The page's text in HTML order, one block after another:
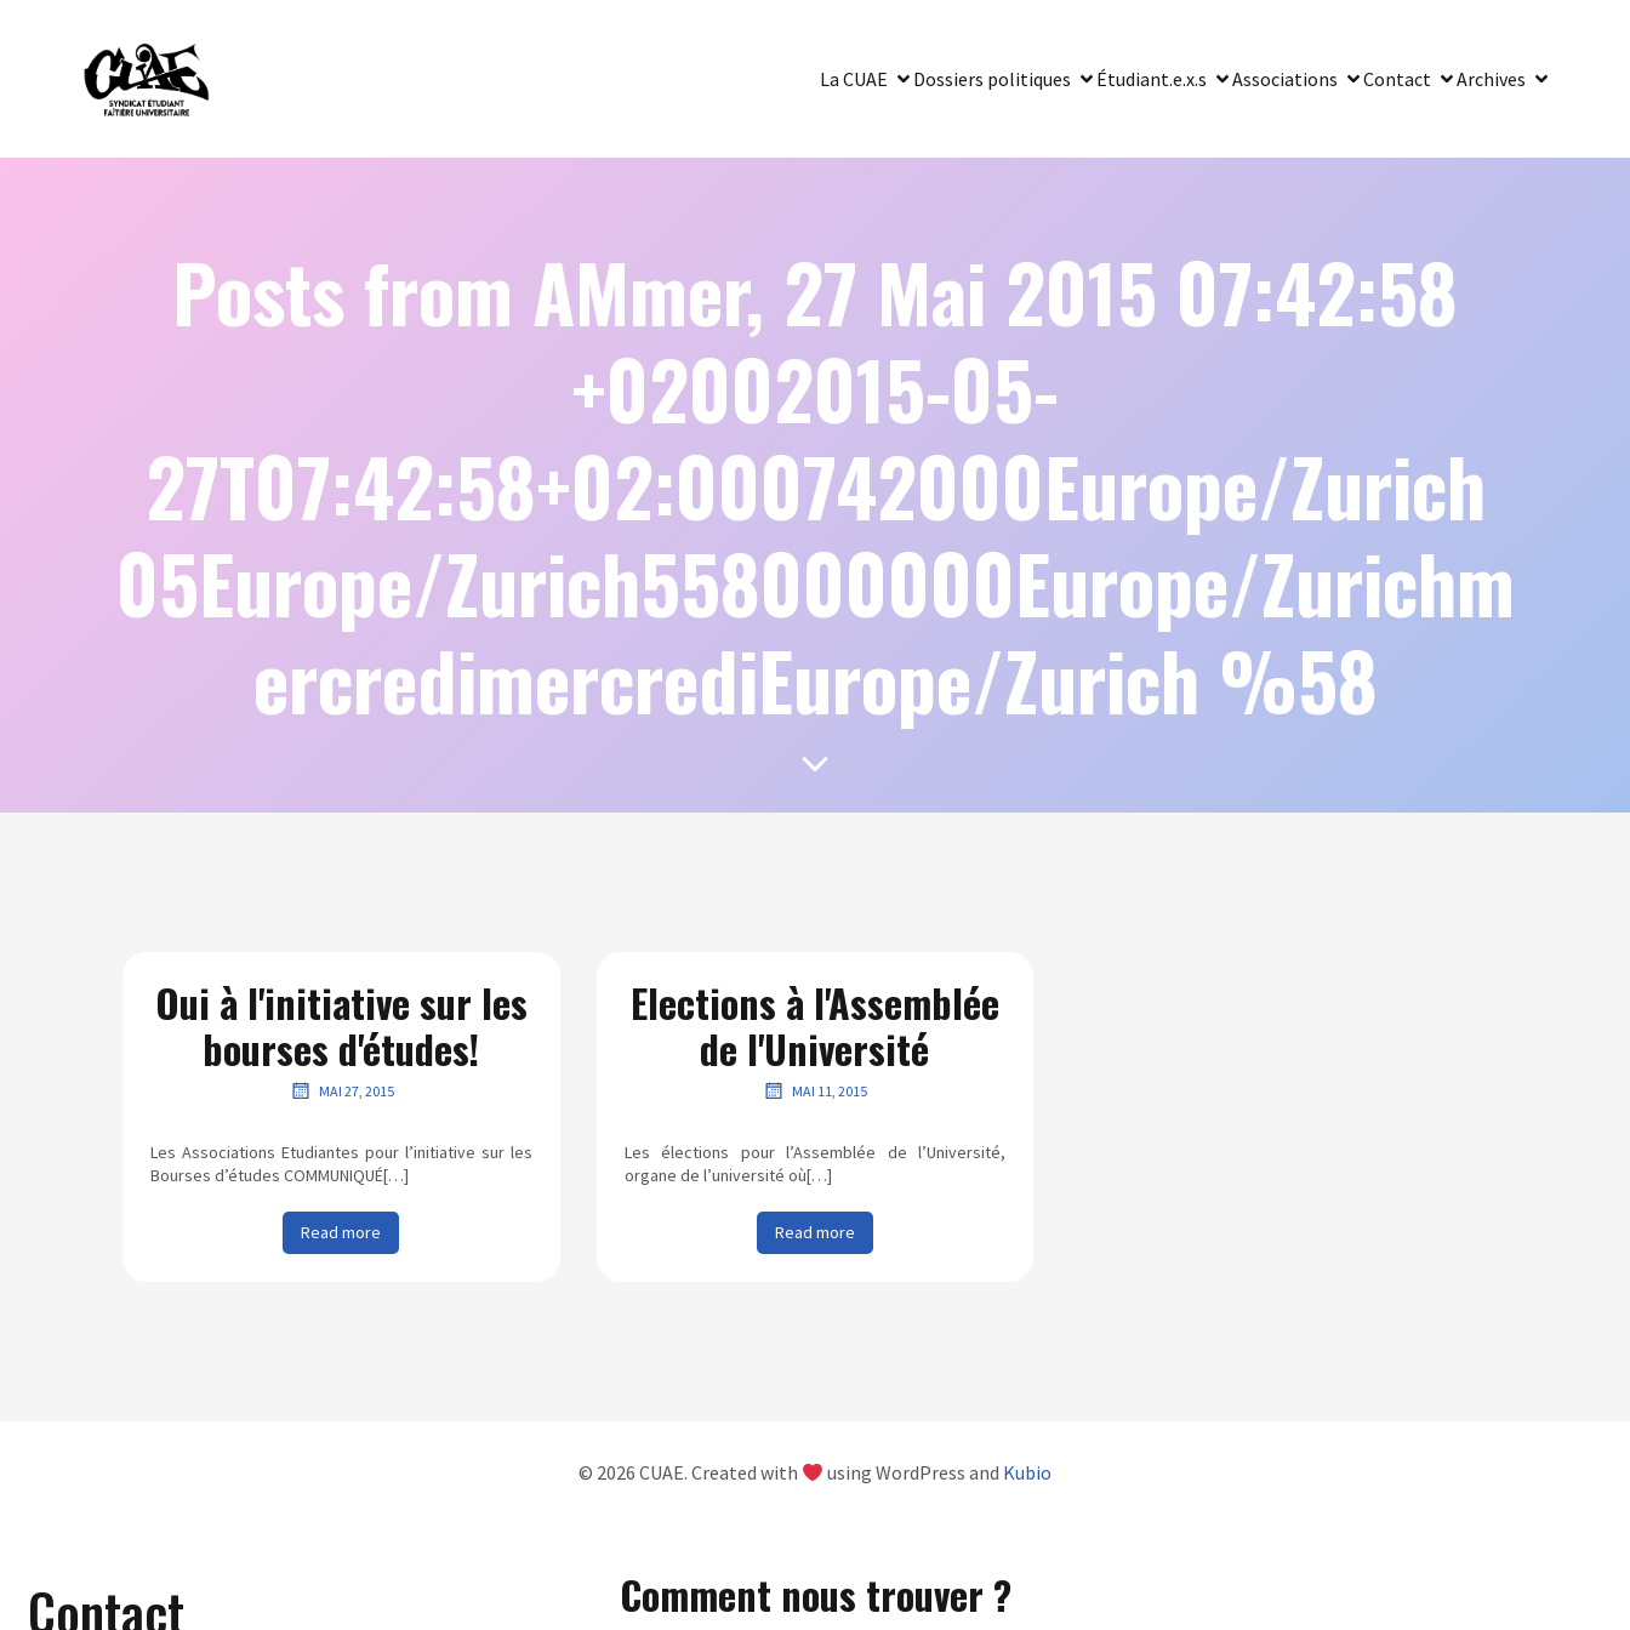
La CUAE Dossiers politiques Étudiant.e.x.s Associations Contact Archives
Posts from AMmer, 27 Mai 2015 07:42:58
+02002015-05-
27T07:42:58+02:000742000Europe/Zurich
05Europe/Zurich558000000Europe/Zurichm
ercredimercrediEurope/Zurich %58
Oui à l'initiative sur les
bourses d'études!
MAI 27, 2015
Les Associations Etudiantes pour l’initiative sur les
Bourses d’études COMMUNIQUÉ[…]
Read more
Elections à l'Assemblée
de l'Université
MAI 11, 2015
Les élections pour l’Assemblée de l’Université,
organe de l’université où[…]
Read more
© 2026 CUAE. Created with using WordPress and Kubio
Contact Comment nous trouver ?